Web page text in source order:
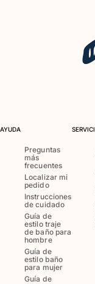
Trajes de
Bañadores
Ver todo
Pret-a-
Vestidos y
Pantalones
Sudaderas
Camisetas
Ver todo Pret-
Bebé
AYUDA
Preguntas
más
frecuentes
Localizar mi
pedido
Instrucciones
de cuidado
Guía de
estilo traje
de baño para
hombre
Guía de
estilo baño
para mujer
Guía de